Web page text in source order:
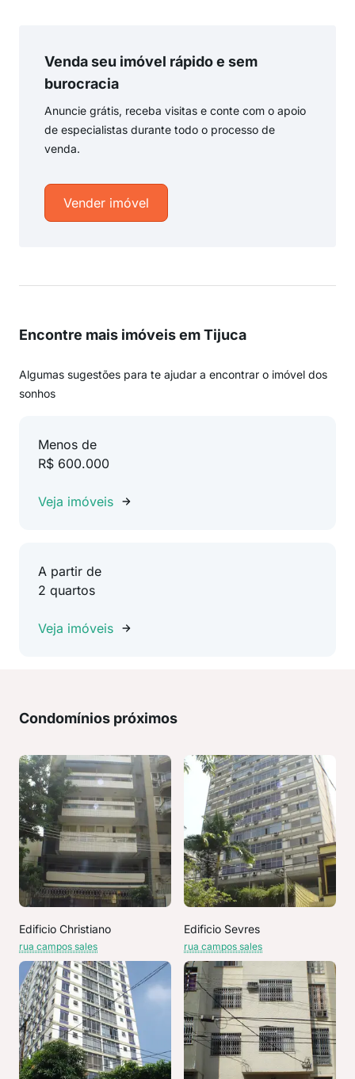
Venda seu imóvel rápido e sem
burocracia
Anuncie grátis, receba visitas e conte com o apoio
de especialistas durante todo o processo de
venda.
Vender imóvel
Encontre mais imóveis em Tijuca
Algumas sugestões para te ajudar a encontrar o imóvel dos
sonhos
Menos de
R$ 600.000
Veja imóveis
A partir de
2 quartos
Veja imóveis
Condomínios próximos
Edificio Christiano
rua campos sales
Edificio Sevres
rua campos sales